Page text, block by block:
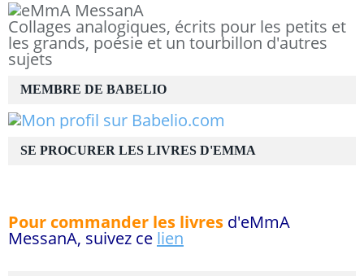
Collages analogiques, écrits pour les petits et
les grands, poésie et un tourbillon d'autres
sujets
MEMBRE DE BABELIO
SE PROCURER LES LIVRES D'EMMA
Pour commander les livres d'eMmA
MessanA, suivez ce lien